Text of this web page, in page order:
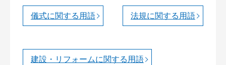
儀式に関する用語 法規に関する用語
建設・リフォームに関する用語